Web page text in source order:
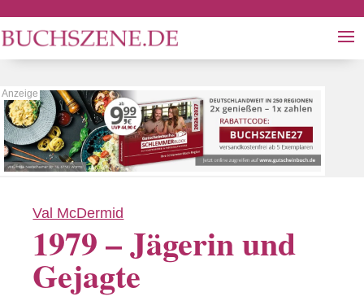
Val McDermid
1979 – Jägerin und
Gejagte